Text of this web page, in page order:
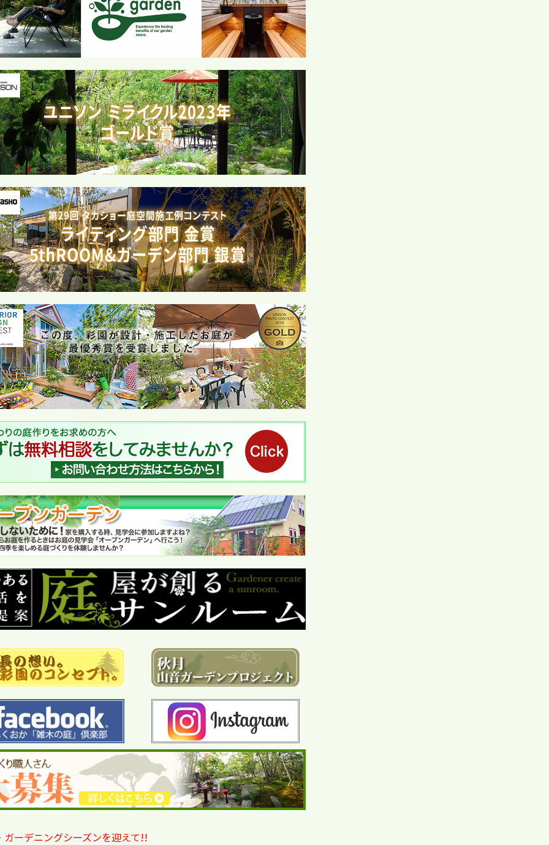
ガーデニングシーズンを迎えて!!